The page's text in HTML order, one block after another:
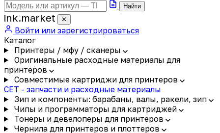
Найти
ink.market ✕
Войти или зарегистрироваться
Каталог
Принтеры / мфу / сканеры
Оригинальные расходные материалы для
принтеров
Совместимые картриджи для принтеров
CET - запчасти и расходные материалы
Зип и компоненты: барабаны, валы, ракели, зип
Чипы и программаторы для картриджей
Тонеры и девелоперы для принтеров
Чернила для принтеров и плоттеров